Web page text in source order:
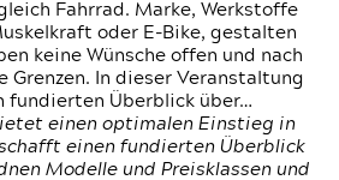
Fahrrad. Marke, Werkstoffe
oder E-Bike, gestalten
keine Wünsche offen und nach
Grenzen. In dieser Veranstaltung
fundierten Überblick über…
einen optimalen Einstieg in
einen fundierten Überblick
Modelle und Preisklassen und